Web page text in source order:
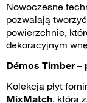
Nowoczesne
pozwalają
powierzchnie,
dekoracyjnym
Démos Timber
Kolekcja płyt
MixMatch, która